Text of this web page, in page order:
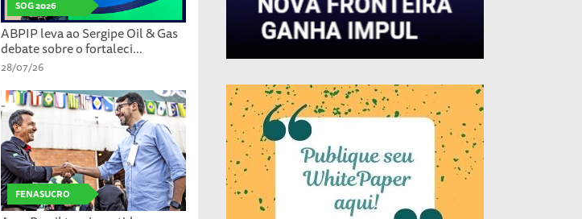
SOG 2026
ABPIP leva ao Sergipe Oil & Gas
debate sobre o fortaleci...
28/07/26
FENASUCRO